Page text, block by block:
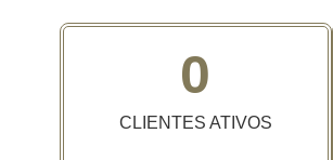
CLIENTES ATIVOS
0